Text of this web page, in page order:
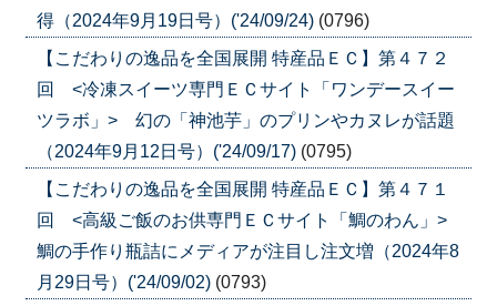
得（2024年9月19日号）('24/09/24) (0796)
【こだわりの逸品を全国展開 特産品ＥＣ】第４７２
回 <冷凍スイーツ専門ＥＣサイト「ワンデースイー
ツラボ」> 幻の「神池芋」のプリンやカヌレが話題
（2024年9月12日号）('24/09/17) (0795)
【こだわりの逸品を全国展開 特産品ＥＣ】第４７１
回 <高級ご飯のお供専門ＥＣサイト「鯛のわん」>
鯛の手作り瓶詰にメディアが注目し注文増（2024年8
月29日号）('24/09/02) (0793)